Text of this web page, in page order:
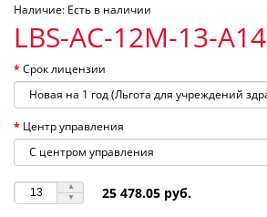
Наличие: Есть в наличии
LBS-AC-12M-13-A14
Срок лицензии
Центр управления
25 478.05 руб.